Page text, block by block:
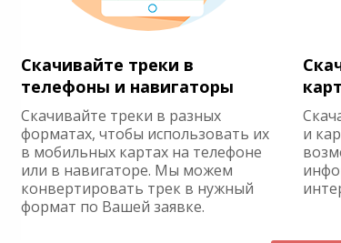
Скачивайте треки в
телефоны и навигаторы
Скачивайте треки в разных
форматах, чтобы использовать их
в мобильных картах на телефоне
или в навигаторе. Мы можем
конвертировать трек в нужный
формат по Вашей заявке.
и